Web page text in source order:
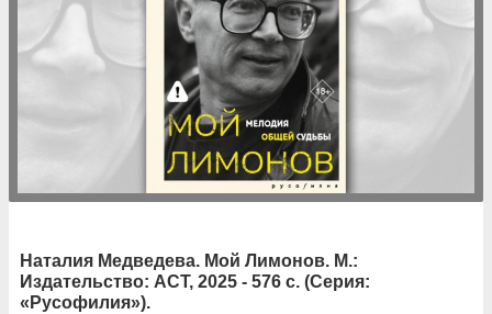
Наталия Медведева. Мой Лимонов. М.:
Издательство: АСТ, 2025 - 576 с. (Серия:
«Русофилия»).